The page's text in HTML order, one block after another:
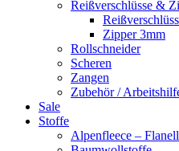
Reißverschlüsse &
Zipper 3mm
Rollschneider
Scheren
Zangen
Zubehör /
Sale
Stoffe
Alpenfleece –